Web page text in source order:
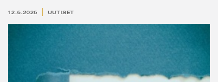
12.6.2026 UUTISET